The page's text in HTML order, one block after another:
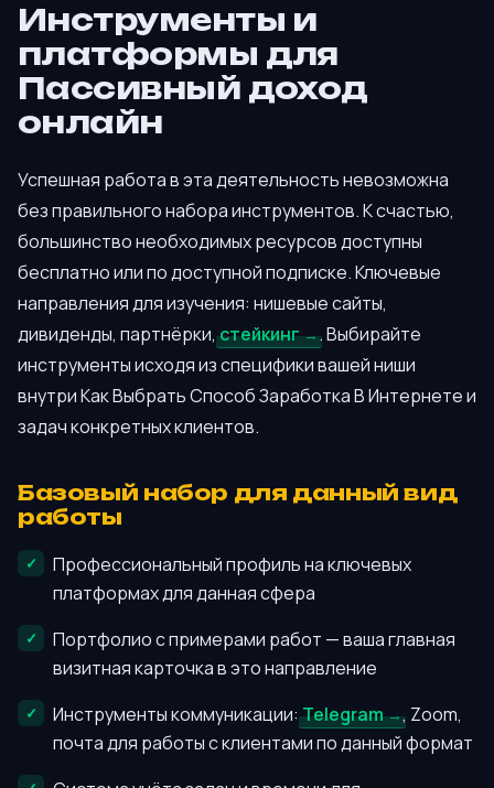
Инструменты и
платформы для
Пассивный доход
онлайн
Успешная работа в эта деятельность невозможна
без правильного набора инструментов. К счастью,
большинство необходимых ресурсов доступны
бесплатно или по доступной подписке. Ключевые
направления для изучения: нишевые сайты,
дивиденды, партнёрки,стейкинг
. Выбирайте
инструменты исходя из специфики вашей ниши
внутри Как Выбрать Способ Заработка В Интернете и
задач конкретных клиентов.
Базовый набор для данный вид
работы
Профессиональный профиль на ключевых
платформах для данная сфера
Портфолио с примерами работ — ваша главная
визитная карточка в это направление
Инструменты коммуникации:Telegram
, Zoom,
почта для работы с клиентами по данный формат